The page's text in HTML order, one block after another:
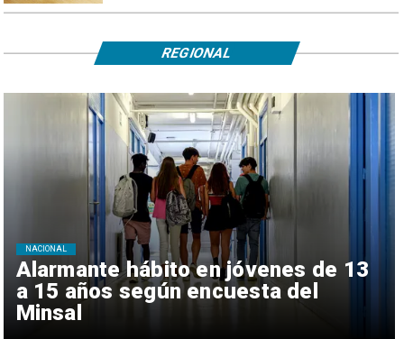
Alarmante hábito en jóvenes de 13
a 15 años según encuesta del
Minsal
NACIONAL
REGIONAL